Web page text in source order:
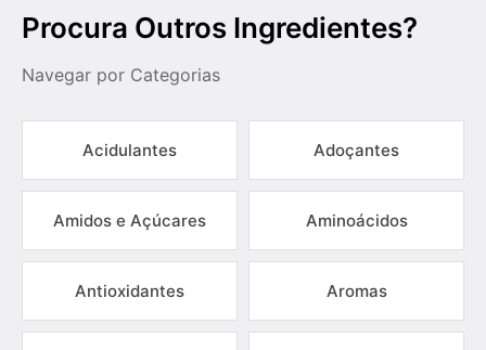
Procura Outros Ingredientes?
Navegar por Categorias
Acidulantes Adoçantes
Amidos e Açúcares Aminoácidos
Antioxidantes Aromas